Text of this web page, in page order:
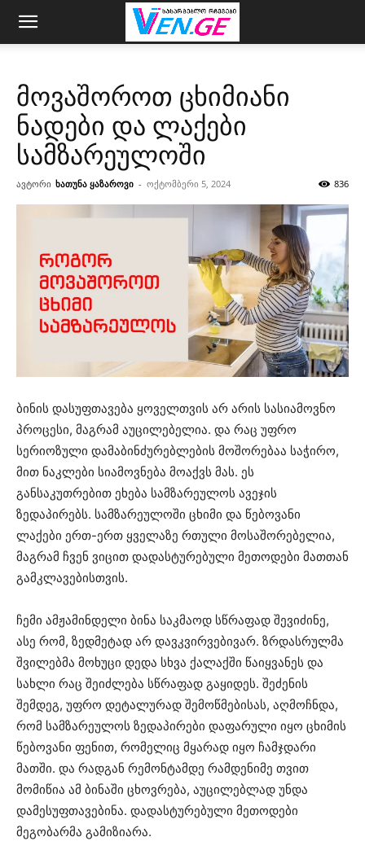
მოვაშოროთ ცხიმიანი
ნადები და ლაქები
სამზარეულოში
ავტორი ხათუნა ყაზაროვი - ოქტომბერი 5, 2024 836
ბინის დასუფთავება ყოველთვის არ არის სასიამოვნო
პროცესი, მაგრამ აუცილებელია. და რაც უფრო
სერიოზული დამაბინძურებლების მოშორებაა საჭირო,
მით ნაკლები სიამოვნება მოაქვს მას. ეს
განსაკუთრებით ეხება სამზარეულოს ავეჯის
ზედაპირებს. სამზარეულოში ცხიმი და წებოვანი
ლაქები ერთ-ერთ ყველაზე რთული მოსაშორებელია,
მაგრამ ჩვენ ვიცით დადასტურებული მეთოდები მათთან
გამკლავებისთვის.
ჩემი ამჟამინდელი ბინა საკმაოდ სწრაფად შევიძინე,
ასე რომ, ზედმეტად არ დავკვირვებივარ. ზრდასრულმა
შვილებმა მოხუცი დედა სხვა ქალაქში წაიყვანეს და
სახლი რაც შეიძლება სწრაფად გაყიდეს. შეძენის
შემდეგ, უფრო დეტალურად შემოწმებისას, აღმოჩნდა,
რომ სამზარეულოს ზედაპირები დაფარული იყო ცხიმის
წებოვანი ფენით, რომელიც მყარად იყო ჩამჯდარი
მათში. და რადგან რემონტამდე რამდენიმე თვით
მომიწია ამ ბინაში ცხოვრება, აუცილებლად უნდა
დამესუფთავებინა. დადასტურებული მეთოდები
მეგობარმა გამიზიარა.